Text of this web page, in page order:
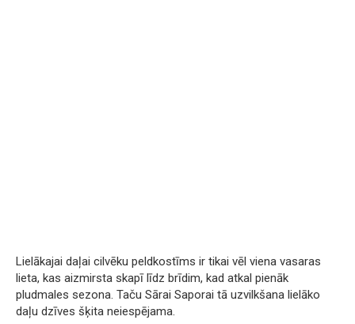
Lielākajai daļai cilvēku peldkostīms ir tikai vēl viena vasaras
lieta, kas aizmirsta skapī līdz brīdim, kad atkal pienāk
pludmales sezona. Taču Sārai Saporai tā uzvilkšana lielāko
daļu dzīves šķita neiespējama.